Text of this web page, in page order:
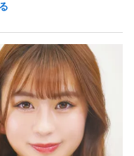
分/札幌駅
ちんと評価します☆
講師などサロンワーク以
たい」
れていますので、
てください♪
デビューができる研修制
ールセンターを設けてい
りますので施術が中断さ
りということがありませ